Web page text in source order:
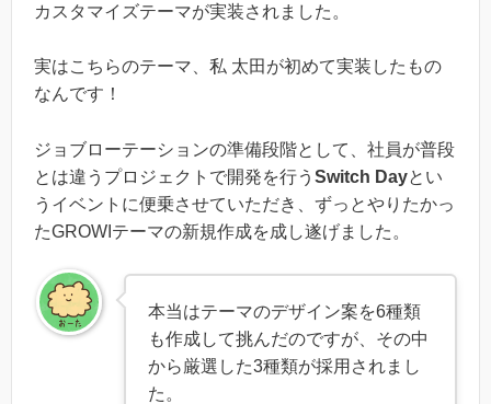
カスタマイズテーマが実装されました。
実はこちらのテーマ、私 太田が初めて実装したもの
なんです！
ジョブローテーションの準備段階として、社員が普段
とは違うプロジェクトで開発を行う Switch Dayとい
うイベントに便乗させていただき、ずっとやりたかっ
たGROWIテーマの新規作成を成し遂げました。
本当はテーマのデザイン案を6種類
も作成して挑んだのですが、その中
から厳選した3種類が採用されまし
た。